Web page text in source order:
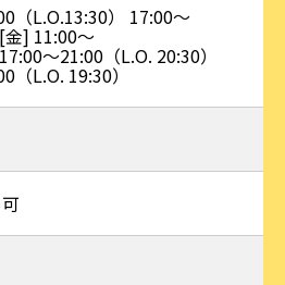
（L.O.13:30） 17:00～
金] 11:00～
～21:00（L.O. 20:30）
L.O. 19:30）